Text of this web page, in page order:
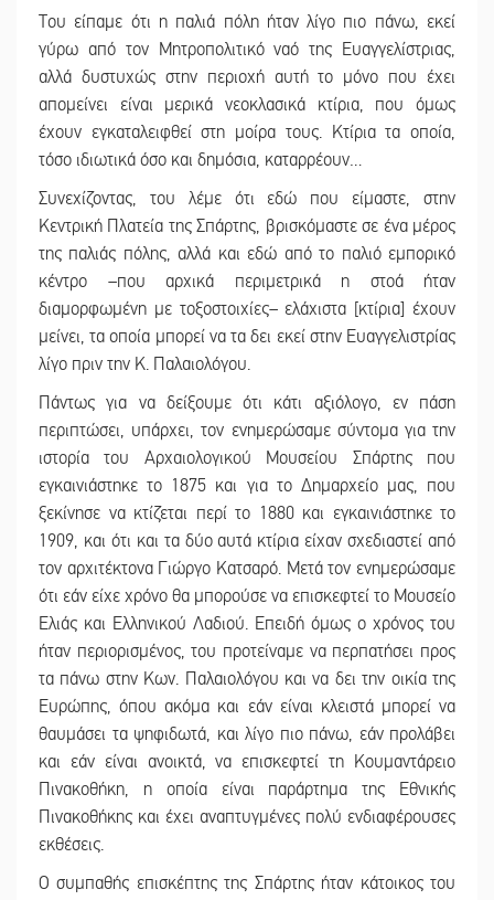
Του είπαμε ότι η παλιά πόλη ήταν λίγο πιο πάνω, εκεί
γύρω από τον Μητροπολιτικό ναό της Ευαγγελίστριας,
αλλά δυστυχώς στην περιοχή αυτή το μόνο που έχει
απομείνει είναι μερικά νεοκλασικά κτίρια, που όμως
έχουν εγκαταλειφθεί στη μοίρα τους. Κτίρια τα οποία,
τόσο ιδιωτικά όσο και δημόσια, καταρρέουν…
Συνεχίζοντας, του λέμε ότι εδώ που είμαστε, στην
Κεντρική Πλατεία της Σπάρτης, βρισκόμαστε σε ένα μέρος
της παλιάς πόλης, αλλά και εδώ από το παλιό εμπορικό
κέντρο –που αρχικά περιμετρικά η στοά ήταν
διαμορφωμένη με τοξοστοιχίες– ελάχιστα [κτίρια] έχουν
μείνει, τα οποία μπορεί να τα δει εκεί στην Ευαγγελιστρίας
λίγο πριν την Κ. Παλαιολόγου.
Πάντως για να δείξουμε ότι κάτι αξιόλογο, εν πάση
περιπτώσει, υπάρχει, τον ενημερώσαμε σύντομα για την
ιστορία του Αρχαιολογικού Μουσείου Σπάρτης που
εγκαινιάστηκε το 1875 και για το Δημαρχείο μας, που
ξεκίνησε να κτίζεται περί το 1880 και εγκαινιάστηκε το
1909, και ότι και τα δύο αυτά κτίρια είχαν σχεδιαστεί από
τον αρχιτέκτονα Γιώργο Κατσαρό. Μετά τον ενημερώσαμε
ότι εάν είχε χρόνο θα μπορούσε να επισκεφτεί το Μουσείο
Ελιάς και Ελληνικού Λαδιού. Επειδή όμως ο χρόνος του
ήταν περιορισμένος, του προτείναμε να περπατήσει προς
τα πάνω στην Κων. Παλαιολόγου και να δει την οικία της
Ευρώπης, όπου ακόμα και εάν είναι κλειστά μπορεί να
θαυμάσει τα ψηφιδωτά, και λίγο πιο πάνω, εάν προλάβει
και εάν είναι ανοικτά, να επισκεφτεί τη Κουμαντάρειο
Πινακοθήκη, η οποία είναι παράρτημα της Εθνικής
Πινακοθήκης και έχει αναπτυγμένες πολύ ενδιαφέρουσες
εκθέσεις.
Ο συμπαθής επισκέπτης της Σπάρτης ήταν κάτοικος του